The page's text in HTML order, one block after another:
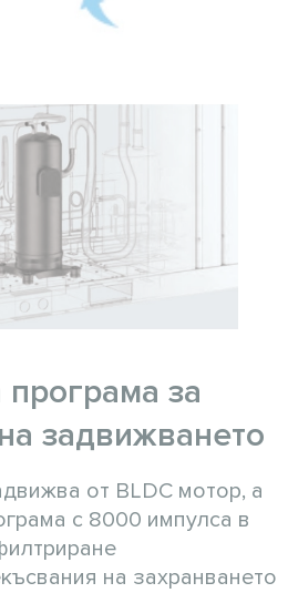
за
задвижването
от BLDC мотор, а
с 8000 импулса в
на захранването